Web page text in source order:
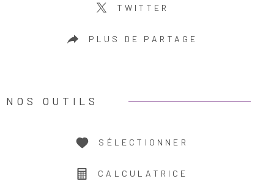
TWITTER
PLUS DE PARTAGE
NOS OUTILS
SÉLECTIONNER
CALCULATRICE